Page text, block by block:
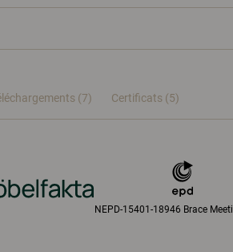
(7) Certificats (5)
NEPD-15401-18946 Brace